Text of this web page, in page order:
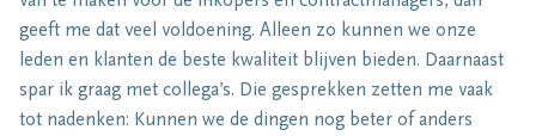
geeft me dat veel voldoening. Alleen zo kunnen we onze
leden en klanten de beste kwaliteit blijven bieden. Daarnaast
spar ik graag met collega’s. Die gesprekken zetten me vaak
tot nadenken: Kunnen we de dingen nog beter of anders